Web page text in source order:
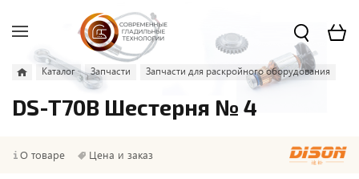
Каталог Запчасти Запчасти для раскройного оборудования
DS-T70B Шестерня № 4
О товаре Цена и заказ